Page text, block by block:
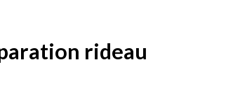
rideau